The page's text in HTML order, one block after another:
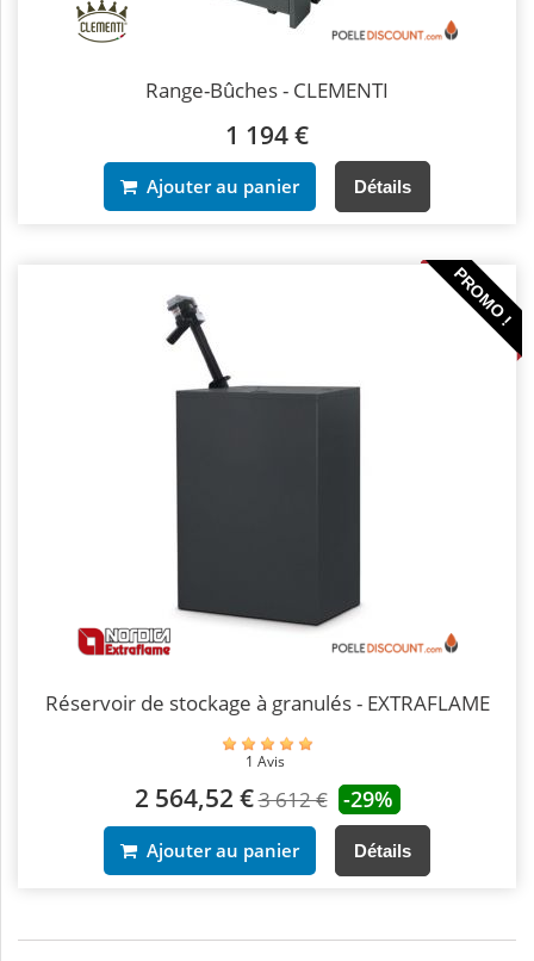
Range-Bûches - CLEMENTI
1 194 €
Ajouter au panier Détails
PROMO !
Réservoir de stockage à granulés - EXTRAFLAME
1 Avis
2 564,52 €3 612 € -29%
Ajouter au panier Détails